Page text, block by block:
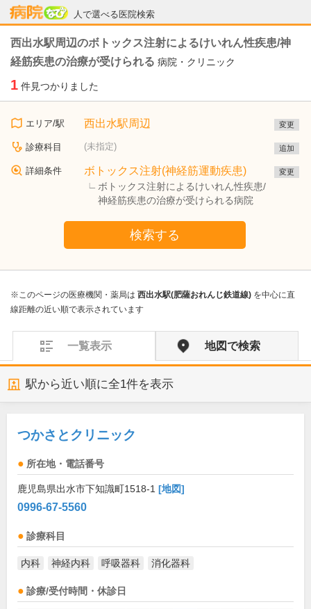
人で選べる医院検索
病院なび
西出水駅周辺のボトックス注射によるけいれん性疾患/神
経筋疾患の治療が受けられる 病院・クリニック
1 件見つかりました
エリア/駅 西出水駅周辺 変更
診療科目 (未指定) 追加
詳細条件 ボトックス注射(神経筋運動疾患)
ボトックス注射によるけいれん性疾患/
神経筋疾患の治療が受けられる病院
変更
検索する
※このページの医療機関・薬局は 西出水駅(肥薩おれんじ鉄道線) を中心に直
線距離の近い順で表示されています
一覧表示 地図で検索
駅から近い順に全1件を表示
つかさとクリニック
所在地・電話番号
鹿児島県出水市下知識町1518-1 [地図]
0996-67-5560
診療科目
内科 神経内科 呼吸器科 消化器科
診療/受付時間・休診日